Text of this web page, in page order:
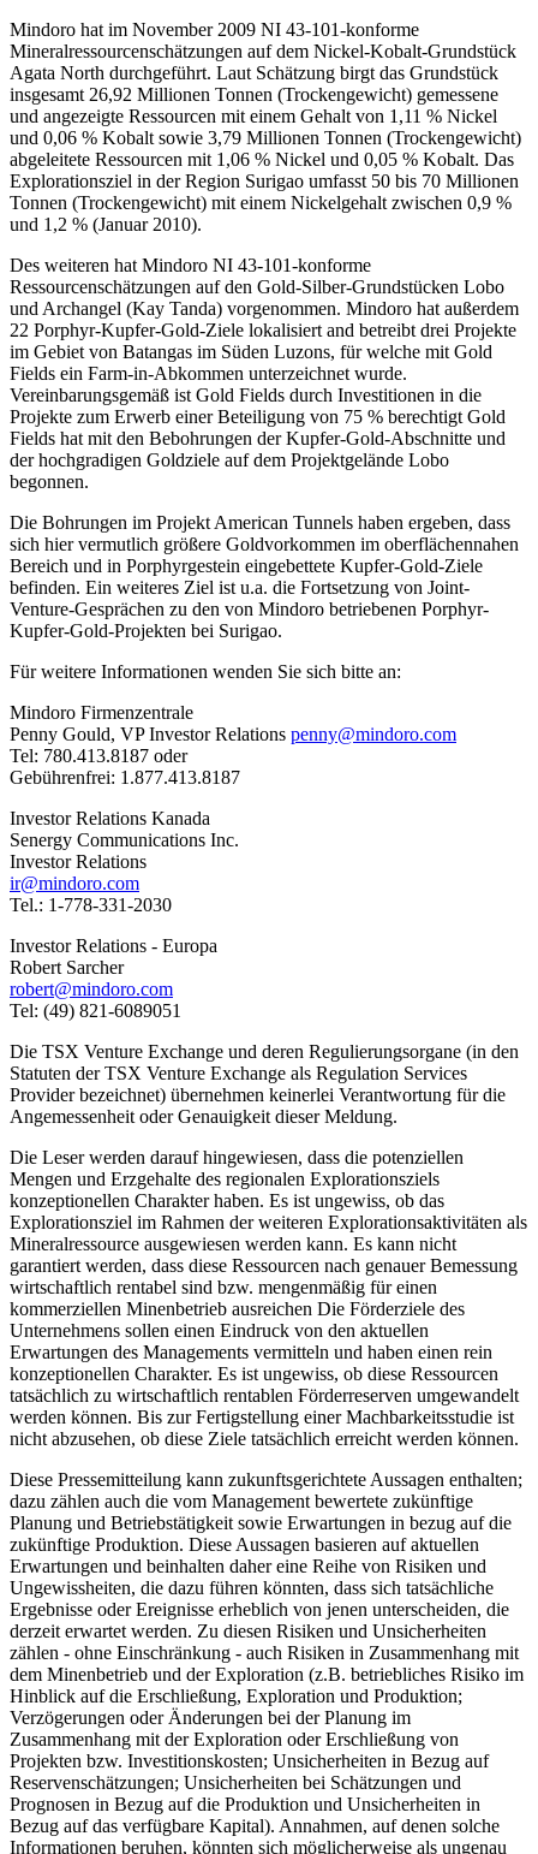
Mindoro hat im November 2009 NI 43-101-konforme
Mineralressourcenschätzungen auf dem Nickel-Kobalt-Grundstück
Agata North durchgeführt. Laut Schätzung birgt das Grundstück
insgesamt 26,92 Millionen Tonnen (Trockengewicht) gemessene
und angezeigte Ressourcen mit einem Gehalt von 1,11 % Nickel
und 0,06 % Kobalt sowie 3,79 Millionen Tonnen (Trockengewicht)
abgeleitete Ressourcen mit 1,06 % Nickel und 0,05 % Kobalt. Das
Explorationsziel in der Region Surigao umfasst 50 bis 70 Millionen
Tonnen (Trockengewicht) mit einem Nickelgehalt zwischen 0,9 %
und 1,2 % (Januar 2010).
Des weiteren hat Mindoro NI 43-101-konforme
Ressourcenschätzungen auf den Gold-Silber-Grundstücken Lobo
und Archangel (Kay Tanda) vorgenommen. Mindoro hat außerdem
22 Porphyr-Kupfer-Gold-Ziele lokalisiert and betreibt drei Projekte
im Gebiet von Batangas im Süden Luzons, für welche mit Gold
Fields ein Farm-in-Abkommen unterzeichnet wurde.
Vereinbarungsgemäß ist Gold Fields durch Investitionen in die
Projekte zum Erwerb einer Beteiligung von 75 % berechtigt Gold
Fields hat mit den Bebohrungen der Kupfer-Gold-Abschnitte und
der hochgradigen Goldziele auf dem Projektgelände Lobo
begonnen.
Die Bohrungen im Projekt American Tunnels haben ergeben, dass
sich hier vermutlich größere Goldvorkommen im oberflächennahen
Bereich und in Porphyrgestein eingebettete Kupfer-Gold-Ziele
befinden. Ein weiteres Ziel ist u.a. die Fortsetzung von Joint-
Venture-Gesprächen zu den von Mindoro betriebenen Porphyr-
Kupfer-Gold-Projekten bei Surigao.
Für weitere Informationen wenden Sie sich bitte an:
Mindoro Firmenzentrale
Penny Gould, VP Investor Relations penny@mindoro.com
Tel: 780.413.8187 oder
Gebührenfrei: 1.877.413.8187
Investor Relations Kanada
Senergy Communications Inc.
Investor Relations
ir@mindoro.com
Tel.: 1-778-331-2030
Investor Relations - Europa
Robert Sarcher
robert@mindoro.com
Tel: (49) 821-6089051
Die TSX Venture Exchange und deren Regulierungsorgane (in den
Statuten der TSX Venture Exchange als Regulation Services
Provider bezeichnet) übernehmen keinerlei Verantwortung für die
Angemessenheit oder Genauigkeit dieser Meldung.
Die Leser werden darauf hingewiesen, dass die potenziellen
Mengen und Erzgehalte des regionalen Explorationsziels
konzeptionellen Charakter haben. Es ist ungewiss, ob das
Explorationsziel im Rahmen der weiteren Explorationsaktivitäten als
Mineralressource ausgewiesen werden kann. Es kann nicht
garantiert werden, dass diese Ressourcen nach genauer Bemessung
wirtschaftlich rentabel sind bzw. mengenmäßig für einen
kommerziellen Minenbetrieb ausreichen Die Förderziele des
Unternehmens sollen einen Eindruck von den aktuellen
Erwartungen des Managements vermitteln und haben einen rein
konzeptionellen Charakter. Es ist ungewiss, ob diese Ressourcen
tatsächlich zu wirtschaftlich rentablen Förderreserven umgewandelt
werden können. Bis zur Fertigstellung einer Machbarkeitsstudie ist
nicht abzusehen, ob diese Ziele tatsächlich erreicht werden können.
Diese Pressemitteilung kann zukunftsgerichtete Aussagen enthalten;
dazu zählen auch die vom Management bewertete zukünftige
Planung und Betriebstätigkeit sowie Erwartungen in bezug auf die
zukünftige Produktion. Diese Aussagen basieren auf aktuellen
Erwartungen und beinhalten daher eine Reihe von Risiken und
Ungewissheiten, die dazu führen könnten, dass sich tatsächliche
Ergebnisse oder Ereignisse erheblich von jenen unterscheiden, die
derzeit erwartet werden. Zu diesen Risiken und Unsicherheiten
zählen - ohne Einschränkung - auch Risiken in Zusammenhang mit
dem Minenbetrieb und der Exploration (z.B. betriebliches Risiko im
Hinblick auf die Erschließung, Exploration und Produktion;
Verzögerungen oder Änderungen bei der Planung im
Zusammenhang mit der Exploration oder Erschließung von
Projekten bzw. Investitionskosten; Unsicherheiten in Bezug auf
Reservenschätzungen; Unsicherheiten bei Schätzungen und
Prognosen in Bezug auf die Produktion und Unsicherheiten in
Bezug auf das verfügbare Kapital). Annahmen, auf denen solche
Informationen beruhen, könnten sich möglicherweise als ungenau